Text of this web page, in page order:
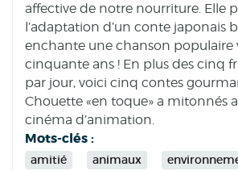
affective de notre nourriture. Elle
l’adaptation d’un conte japonais
enchante une chanson populaire
cinquante ans ! En plus des cinq
par jour, voici cinq contes
Chouette «en toque» a mitonnés
cinéma d’animation.
Mots-clés :
amitié animaux